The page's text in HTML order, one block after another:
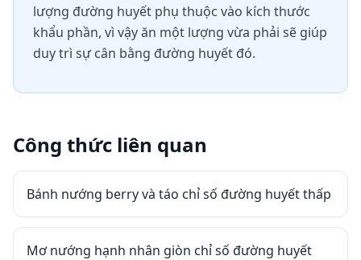
lượng đường huyết phụ thuộc vào kích thước
khẩu phần, vì vậy ăn một lượng vừa phải sẽ giúp
duy trì sự cân bằng đường huyết đó.
Công thức liên quan
Bánh nướng berry và táo chỉ số đường huyết thấp
Mơ nướng hạnh nhân giòn chỉ số đường huyết